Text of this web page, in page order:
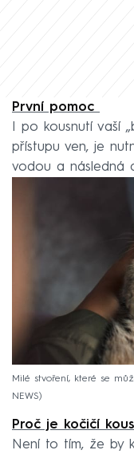
První pomoc
I po kousnutí vaší
přístupu ven, je
vodou a následná
Milé stvoření, které se
NEWS
Proč je kočičí
Není to tím, že by